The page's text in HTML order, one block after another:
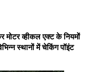
व्हीकल एक्ट के नियमों
स्थानों में चेकिंग पॉइंट